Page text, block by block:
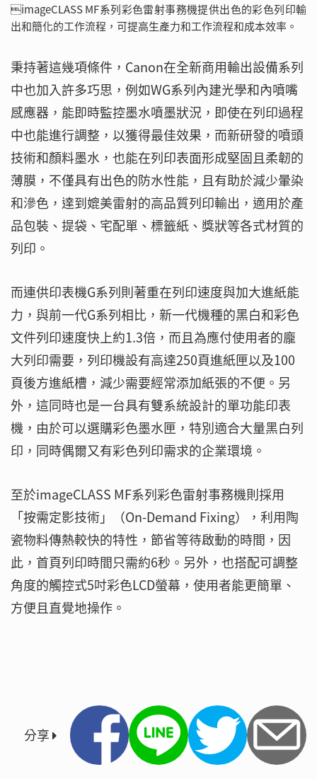
imageCLASS MF系列彩色雷射事務機提供出色的彩色列印輸
出和簡化的工作流程，可提高生產力和工作流程和成本效率。
秉持著這幾項條件，Canon在全新商用輸出設備系列
中也加入許多巧思，例如WG系列內建光學和內噴嘴
感應器，能即時監控墨水噴墨狀況，即使在列印過程
中也能進行調整，以獲得最佳效果，而新研發的噴頭
技術和顏料墨水，也能在列印表面形成堅固且柔韌的
薄膜，不僅具有出色的防水性能，且有助於減少暈染
和滲色，達到媲美雷射的高品質列印輸出，適用於產
品包裝、提袋、宅配單、標籤紙、獎狀等各式材質的
列印。
而連供印表機G系列則著重在列印速度與加大進紙能
力，與前一代G系列相比，新一代機種的黑白和彩色
文件列印速度快上約1.3倍，而且為應付使用者的龐
大列印需要，列印機設有高達250頁進紙匣以及100
頁後方進紙槽，減少需要經常添加紙張的不便。另
外，這同時也是一台具有雙系統設計的單功能印表
機，由於可以選購彩色墨水匣，特別適合大量黑白列
印，同時偶爾又有彩色列印需求的企業環境。
至於imageCLASS MF系列彩色雷射事務機則採用
「按需定影技術」（On-Demand Fixing），利用陶
瓷物料傳熱較快的特性，節省等待啟動的時間，因
此，首頁列印時間只需約6秒。另外，也搭配可調整
角度的觸控式5吋彩色LCD螢幕，使用者能更簡單、
方便且直覺地操作。
分享